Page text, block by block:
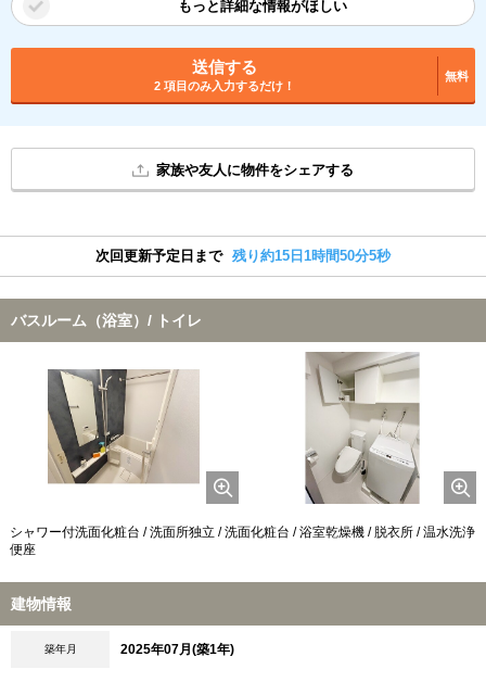
もっと詳細な情報がほしい
送信する
2 項目のみ入力するだけ！
無料
家族や友人に物件をシェアする
次回更新予定日まで 残り約15日1時間50分5秒
バスルーム（浴室）/ トイレ
シャワー付洗面化粧台 / 洗面所独立 / 洗面化粧台 / 浴室乾燥機 / 脱衣所 / 温水洗浄
便座
建物情報
築年月 2025年07月(築1年)